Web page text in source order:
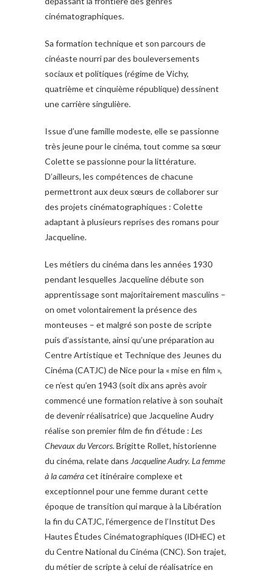
cinématographiques.
Sa formation technique et son parcours de
cinéaste nourri par des bouleversements
sociaux et politiques (régime de Vichy,
quatrième et cinquième république) dessinent
une carrière singulière.
Issue d’une famille modeste, elle se passionne
très jeune pour le cinéma, tout comme sa sœur
Colette se passionne pour la littérature.
D’ailleurs, les compétences de chacune
permettront aux deux sœurs de collaborer sur
des projets cinématographiques : Colette
adaptant à plusieurs reprises des romans pour
Jacqueline.
Les métiers du cinéma dans les années 1930
pendant lesquelles Jacqueline débute son
apprentissage sont majoritairement masculins –
on omet volontairement la présence des
monteuses – et malgré son poste de scripte
puis d’assistante, ainsi qu’une préparation au
Centre Artistique et Technique des Jeunes du
Cinéma (CATJC) de Nice pour la « mise en film »,
ce n’est qu’en 1943 (soit dix ans après avoir
commencé une formation relative à son souhait
de devenir réalisatrice) que Jacqueline Audry
réalise son premier film de fin d’étude : Les
Chevaux du Vercors. Brigitte Rollet, historienne
du cinéma, relate dans Jacqueline Audry. La femme
à la caméracet itinéraire complexe et
exceptionnel pour une femme durant cette
époque de transition qui marque à la Libération
la fin du CATJC, l’émergence de l’Institut Des
Hautes Études Cinématographiques (IDHEC) et
du Centre National du Cinéma (CNC). Son trajet,
du métier de scripte à celui de réalisatrice en